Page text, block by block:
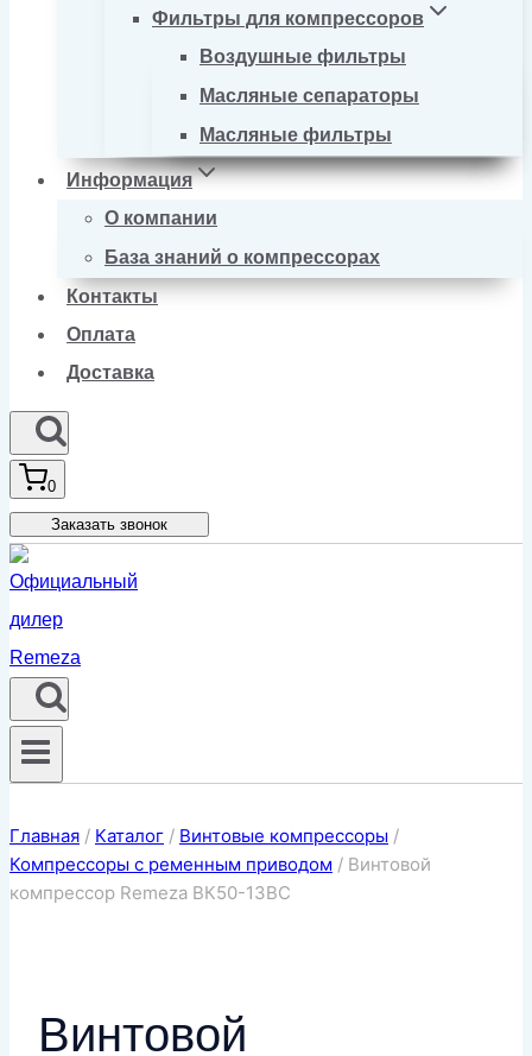
Фильтры для компрессоров
Воздушные фильтры
Масляные сепараторы
Масляные фильтры
Информация
О компании
База знаний о компрессорах
Контакты
Оплата
Доставка
0
Заказать звонок
Главная / Каталог / Винтовые компрессоры /
Компрессоры с ременным приводом / Винтовой
компрессор Remeza ВК50-13ВС
Винтовой